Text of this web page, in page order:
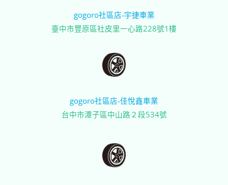
gogoro社區店-宇捷車業
臺中市豐原區社皮里一心路228號1樓
gogoro社區店-佳悅鑫車業
台中市潭子區中山路２段534號